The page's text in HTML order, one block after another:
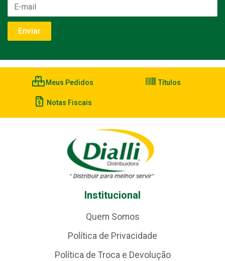
Meus Pedidos Títulos
Notas Fiscais
Institucional
Quem Somos
Política de Privacidade
Política de Troca e Devolução